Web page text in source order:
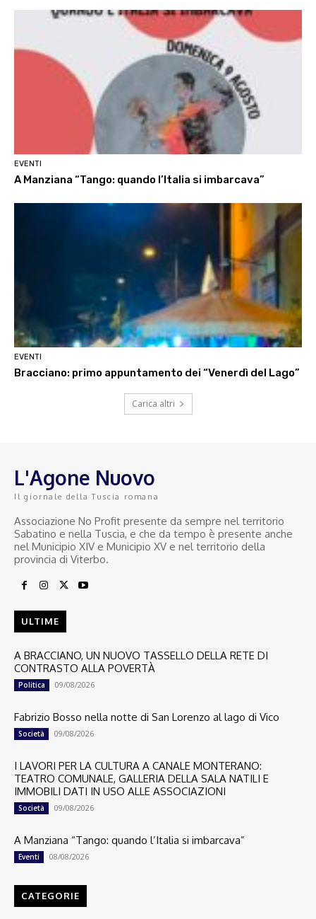
EVENTI
A Manziana “Tango: quando l’Italia si imbarcava”
EVENTI
Bracciano: primo appuntamento dei “Venerdì del Lago”
Carica altri
L'Agone Nuovo
Il giornale della Tuscia romana
Associazione No Profit presente da sempre nel territorio
Sabatino e nella Tuscia, e che da tempo è presente anche
nel Municipio XIV e Municipio XV e nel territorio della
provincia di Viterbo.
ULTIME
A BRACCIANO, UN NUOVO TASSELLO DELLA RETE DI
CONTRASTO ALLA POVERTÀ
Politica 09/08/2026
Fabrizio Bosso nella notte di San Lorenzo al lago di Vico
Società 09/08/2026
I LAVORI PER LA CULTURA A CANALE MONTERANO:
TEATRO COMUNALE, GALLERIA DELLA SALA NATILI E
IMMOBILI DATI IN USO ALLE ASSOCIAZIONI
Società 09/08/2026
A Manziana “Tango: quando l’Italia si imbarcava”
Eventi 08/08/2026
CATEGORIE